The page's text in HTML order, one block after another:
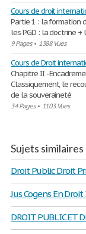
Cours de droit
Partie 1 : la formation
les PGD : la doctrine +
9 Pages• 1388 Vues
Cours de Droit
Chapitre II -
Classiquement, le
de la souveraineté
34 Pages• 1103 Vues
Sujets similaires
Droit Public Droit
Jus Cogens En
DROIT PUBLIC ET